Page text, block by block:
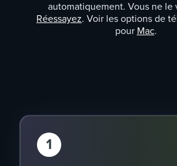
automatiquement. Vous ne le
Réessayez. Voir les options de
pour Mac.
1